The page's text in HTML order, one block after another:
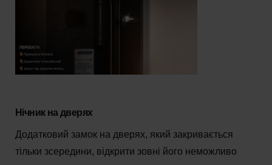
Нічник на дверях
Додатковий замок на дверях, який закривається
тільки зсередини, відкрити зовні його неможливо